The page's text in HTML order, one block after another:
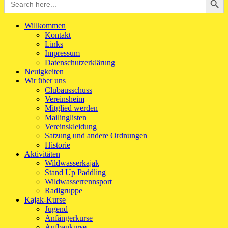
for:
Willkommen
Kontakt
Links
Impressum
Datenschutzerklärung
Neuigkeiten
Wir über uns
Clubausschuss
Vereinsheim
Mitglied werden
Mailinglisten
Vereinskleidung
Satzung und andere Ordnungen
Historie
Aktivitäten
Wildwasserkajak
Stand Up Paddling
Wildwasserrennsport
Radlgruppe
Kajak-Kurse
Jugend
Anfängerkurse